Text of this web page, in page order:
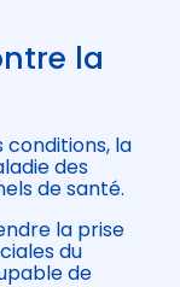
la
conditions, la
des
de santé.
la prise
du
de